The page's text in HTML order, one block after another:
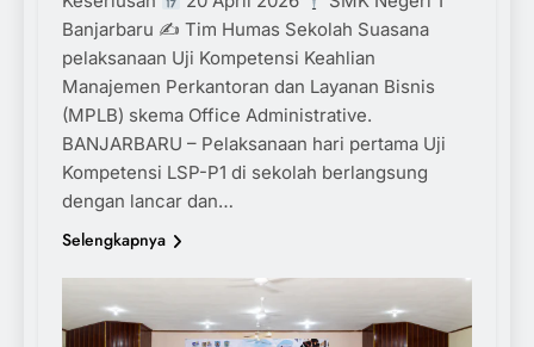
Banjarbaru ✍ Tim Humas Sekolah Suasana
pelaksanaan Uji Kompetensi Keahlian
Manajemen Perkantoran dan Layanan Bisnis
(MPLB) skema Office Administrative.
BANJARBARU – Pelaksanaan hari pertama Uji
Kompetensi LSP-P1 di sekolah berlangsung
dengan lancar dan…
Selengkapnya